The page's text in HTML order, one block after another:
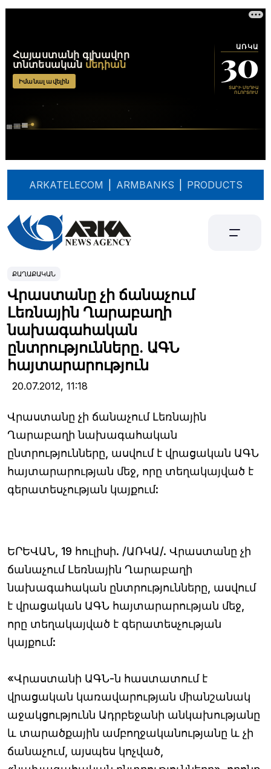
ARKATELECOM ARMBANKS PRODUCTS
ՔԱՂԱՔԱԿԱՆ
Վրաստանը չի ճանաչում
Լեռնային Ղարաբաղի
նախագահական
ընտրությունները. ԱԳՆ
հայտարարություն
20.07.2012, 11:18
Վրաստանը չի ճանաչում Լեռնային
Ղարաբաղի նախագահական
ընտրությունները, ասվում է վրացական ԱԳՆ
հայտարարության մեջ, որը տեղակայված է
գերատեսչության կայքում:
ԵՐԵՎԱՆ, 19 հուլիսի. /ԱՌԿԱ/. Վրաստանը չի
ճանաչում Լեռնային Ղարաբաղի
նախագահական ընտրությունները, ասվում
է վրացական ԱԳՆ հայտարարության մեջ,
որը տեղակայված է գերատեսչության
կայքում:
«Վրաստանի ԱԳՆ-ն հաստատում է
վրացական կառավարության միանշանակ
աջակցությունն Ադրբեջանի անկախությանը
և տարածքային ամբողջականությանը և չի
ճանաչում, այսպես կոչված,